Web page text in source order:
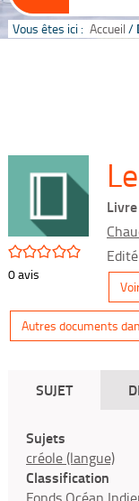
Vous êtes ici : Accueil /
/5
0avis
Livre
Autres documents
SUJET
Sujets
créole (langue)
Classification